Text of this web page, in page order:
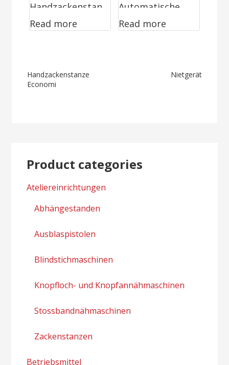
Handzackenstan
ze Economi
Read more
Automatische
Hosenstanze
Read more
Post
Handzackenstanze
Economi
Nietgerät
Product categories
Ateliereinrichtungen
Abhängestanden
Ausblaspistolen
Blindstichmaschinen
Knopfloch- und Knopfannähmaschinen
Stossbandnähmaschinen
Zackenstanzen
Betriebsmittel